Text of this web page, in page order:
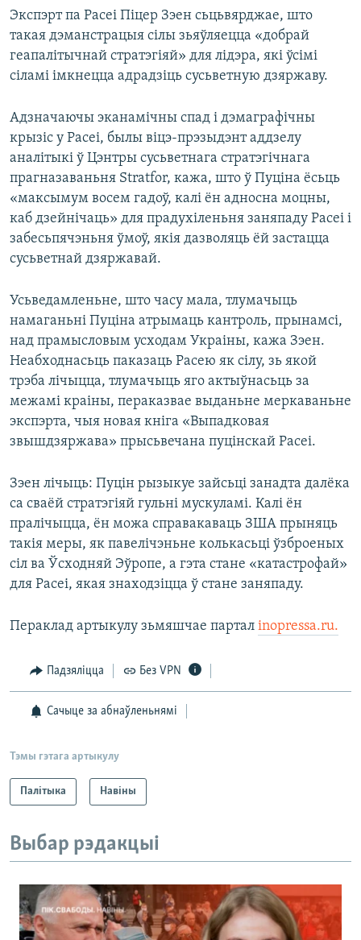
Экспэрт па Расеі Піцер Зэен сьцьвярджае, што
такая дэманстрацыя сілы зьяўляецца «добрай
геапалітычнай стратэгіяй» для лідэра, які ўсімі
сіламі імкнецца адрадзіць сусьветную дзяржаву.
Адзначаючы эканамічны спад і дэмаграфічны
крызіс у Расеі, былы віцэ-прэзыдэнт аддзелу
аналітыкі ў Цэнтры сусьветнага стратэгічнага
прагназаваньня Stratfor, кажа, што ў Пуціна ёсьць
«максымум восем гадоў, калі ён адносна моцны,
каб дзейнічаць» для прадухіленьня заняпаду Расеі і
забесьпячэньня ўмоў, якія дазволяць ёй застацца
сусьветнай дзяржавай.
Усьведамленьне, што часу мала, тлумачыць
намаганьні Пуціна атрымаць кантроль, прынамсі,
над прамысловым усходам Украіны, кажа Зэен.
Неабходнасьць паказаць Расею як сілу, зь якой
трэба лічыцца, тлумачыць яго актыўнасьць за
межамі краіны, пераказвае выданьне меркаваньне
экспэрта, чыя новая кніга «Выпадковая
звышдзяржава» прысьвечана пуцінскай Расеі.
Зэен лічыць: Пуцін рызыкуе зайсьці занадта далёка
са сваёй стратэгіяй гульні мускуламі. Калі ён
пралічыцца, ён можа справакаваць ЗША прыняць
такія меры, як павелічэньне колькасьці ўзброеных
сіл ва Ўсходняй Эўропе, а гэта стане «катастрофай»
для Расеі, якая знаходзіцца ў стане заняпаду.
Пераклад артыкулу зьмяшчае партал inopressa.ru.
Падзяліцца Без VPN
Сачыце за абнаўленьнямі
Тэмы гэтага артыкулу
Палітыка Навіны
Выбар рэдакцыі